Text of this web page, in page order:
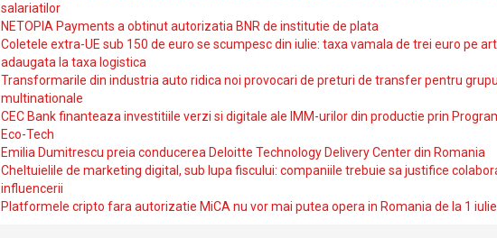
salariatilor
NETOPIA Payments a obtinut autorizatia BNR de institutie de plata
Coletele extra-UE sub 150 de euro se scumpesc din iulie: taxa vamala de trei euro pe
adaugata la taxa logistica
Transformarile din industria auto ridica noi provocari de preturi de transfer pentru
multinationale
CEC Bank finanteaza investitiile verzi si digitale ale IMM-urilor din productie prin
Eco-Tech
Emilia Dumitrescu preia conducerea Deloitte Technology Delivery Center din Romania
Cheltuielile de marketing digital, sub lupa fiscului: companiile trebuie sa justifice
influencerii
Platformele cripto fara autorizatie MiCA nu vor mai putea opera in Romania de la 1